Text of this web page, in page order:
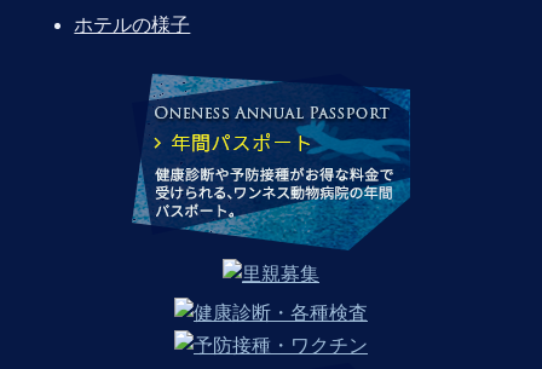
ホテルの様子